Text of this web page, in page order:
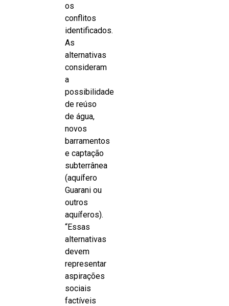
os
conflitos
identificados.
As
alternativas
consideram
a
possibilidade
de reúso
de água,
novos
barramentos
e captação
subterrânea
(aquífero
Guarani ou
outros
aquíferos).
“Essas
alternativas
devem
representar
aspirações
sociais
factíveis